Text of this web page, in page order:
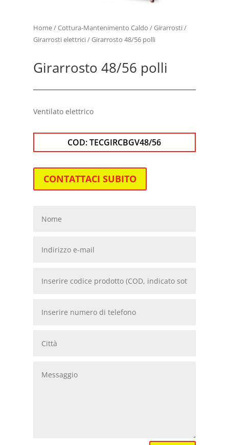
Home/Cottura-Mantenimento Caldo /Girarrosti/
Girarrosti elettrici/ Girarrosto 48/56 polli
Girarrosto 48/56 polli
Ventilato elettrico
COD:TECGIRCBGV48/56
CONTATTACI SUBITO